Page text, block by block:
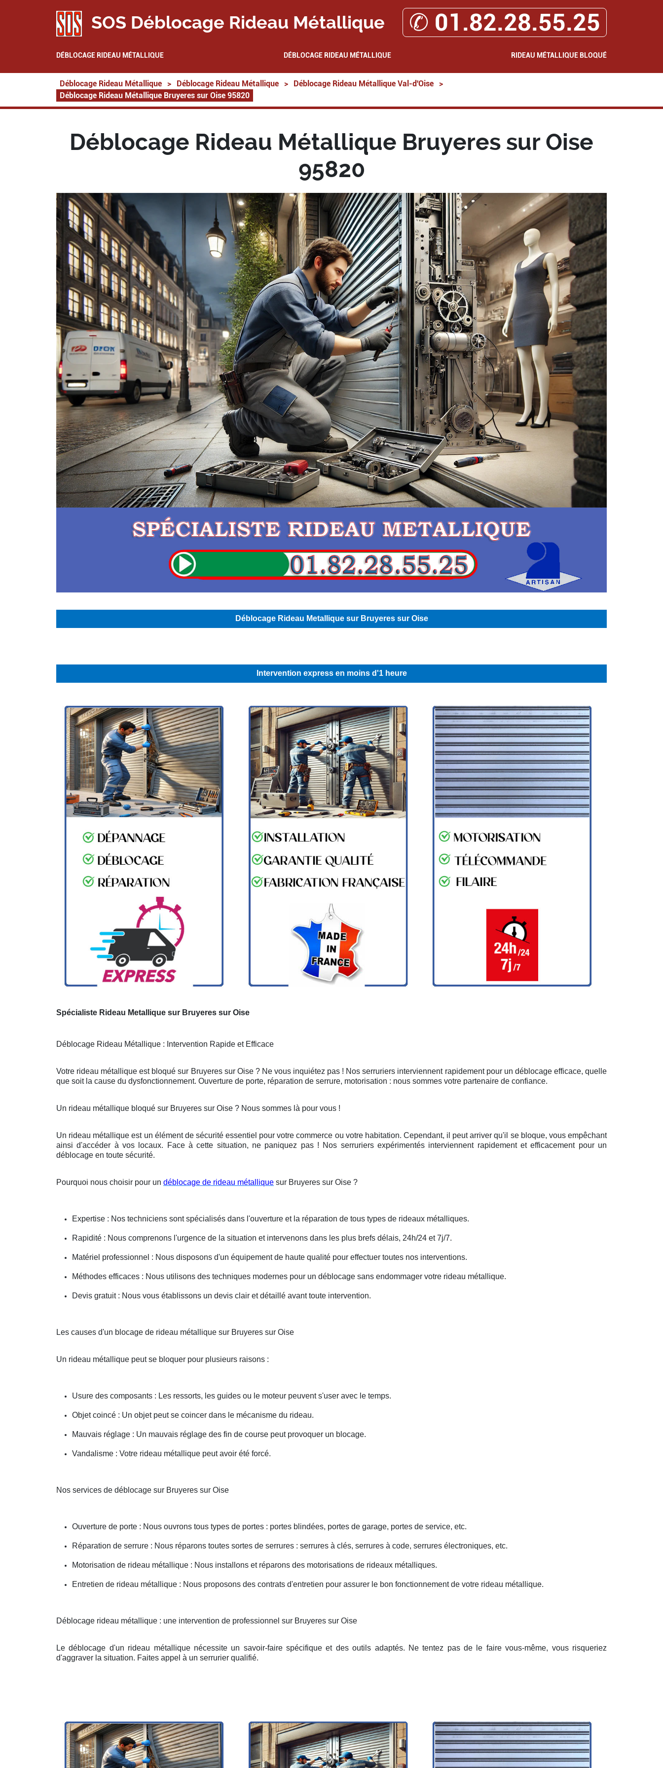
SOS Déblocage Rideau Métallique ✆ 01.82.28.55.25
DÉBLOCAGE RIDEAU MÉTALLIQUE DÉBLOCAGE RIDEAU MÉTALLIQUE RIDEAU MÉTALLIQUE BLOQUÉ
Déblocage Rideau Métallique > Déblocage Rideau Métallique > Déblocage Rideau Métallique Val-d'Oise
>
Déblocage Rideau Métallique Bruyeres sur Oise 95820
Déblocage Rideau Métallique Bruyeres sur Oise
95820
Déblocage Rideau Metallique sur Bruyeres sur Oise
Intervention express en moins d'1 heure
Spécialiste Rideau Metallique sur Bruyeres sur Oise
Déblocage Rideau Métallique : Intervention Rapide et Efficace
Votre rideau métallique est bloqué sur Bruyeres sur Oise ? Ne vous inquiétez pas ! Nos serruriers interviennent rapidement pour un déblocage efficace, quelle
que soit la cause du dysfonctionnement. Ouverture de porte, réparation de serrure, motorisation : nous sommes votre partenaire de confiance.
Un rideau métallique bloqué sur Bruyeres sur Oise ? Nous sommes là pour vous !
Un rideau métallique est un élément de sécurité essentiel pour votre commerce ou votre habitation. Cependant, il peut arriver qu'il se bloque, vous empêchant
ainsi d'accéder à vos locaux. Face à cette situation, ne paniquez pas ! Nos serruriers expérimentés interviennent rapidement et efficacement pour un
déblocage en toute sécurité.
Pourquoi nous choisir pour un déblocage de rideau métallique sur Bruyeres sur Oise ?
Expertise : Nos techniciens sont spécialisés dans l'ouverture et la réparation de tous types de rideaux métalliques.
Rapidité : Nous comprenons l'urgence de la situation et intervenons dans les plus brefs délais, 24h/24 et 7j/7.
Matériel professionnel : Nous disposons d'un équipement de haute qualité pour effectuer toutes nos interventions.
Méthodes efficaces : Nous utilisons des techniques modernes pour un déblocage sans endommager votre rideau métallique.
Devis gratuit : Nous vous établissons un devis clair et détaillé avant toute intervention.
Les causes d'un blocage de rideau métallique sur Bruyeres sur Oise
Un rideau métallique peut se bloquer pour plusieurs raisons :
Usure des composants : Les ressorts, les guides ou le moteur peuvent s'user avec le temps.
Objet coincé : Un objet peut se coincer dans le mécanisme du rideau.
Mauvais réglage : Un mauvais réglage des fin de course peut provoquer un blocage.
Vandalisme : Votre rideau métallique peut avoir été forcé.
Nos services de déblocage sur Bruyeres sur Oise
Ouverture de porte : Nous ouvrons tous types de portes : portes blindées, portes de garage, portes de service, etc.
Réparation de serrure : Nous réparons toutes sortes de serrures : serrures à clés, serrures à code, serrures électroniques, etc.
Motorisation de rideau métallique : Nous installons et réparons des motorisations de rideaux métalliques.
Entretien de rideau métallique : Nous proposons des contrats d'entretien pour assurer le bon fonctionnement de votre rideau métallique.
Déblocage rideau métallique : une intervention de professionnel sur Bruyeres sur Oise
Le déblocage d'un rideau métallique nécessite un savoir-faire spécifique et des outils adaptés. Ne tentez pas de le faire vous-même, vous risqueriez
d'aggraver la situation. Faites appel à un serrurier qualifié.